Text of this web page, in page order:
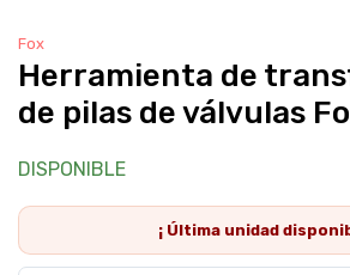
Fox
Herramienta de
de pilas de válvulas
DISPONIBLE
¡ Última unidad